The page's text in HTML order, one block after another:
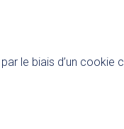
le biais d’un